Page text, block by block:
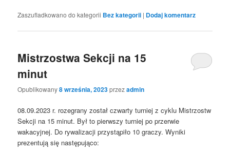
Zaszufladkowano do kategorii Bez kategorii | Dodaj komentarz
Mistrzostwa Sekcji na 15
minut
Opublikowany8 września, 2023przezadmin
08.09.2023 r. rozegrany został czwarty turniej z cyklu Mistrzostw
Sekcji na 15 minut. Był to pierwszy turniej po przerwie
wakacyjnej. Do rywalizacji przystąpiło 10 graczy. Wyniki
prezentują się następująco: